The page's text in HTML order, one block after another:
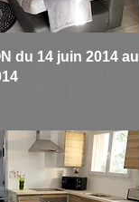
rapide
du 14 juin 2014 au